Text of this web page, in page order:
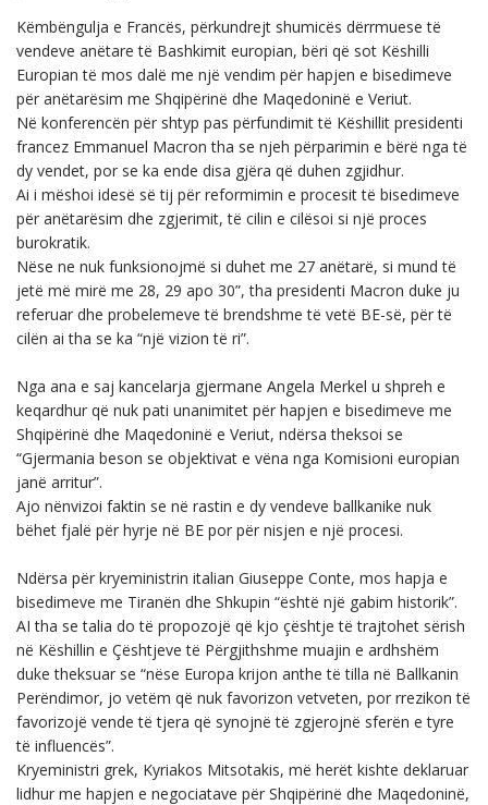
Këmbëngulja e Francës, përkundrejt shumicës dërrmuese të
vendeve anëtare të Bashkimit europian, bëri që sot Këshilli
Europian të mos dalë me një vendim për hapjen e bisedimeve
për anëtarësim me Shqipërinë dhe Maqedoninë e Veriut.
Në konferencën për shtyp pas përfundimit të Këshillit presidenti
francez Emmanuel Macron tha se njeh përparimin e bërë nga të
dy vendet, por se ka ende disa gjëra që duhen zgjidhur.
Ai i mëshoi idesë së tij për reformimin e procesit të bisedimeve
për anëtarësim dhe zgjerimit, të cilin e cilësoi si një proces
burokratik.
Nëse ne nuk funksionojmë si duhet me 27 anëtarë, si mund të
jetë më mirë me 28, 29 apo 30”, tha presidenti Macron duke ju
referuar dhe probelemeve të brendshme të vetë BE-së, për të
cilën ai tha se ka “një vizion të ri”.
Nga ana e saj kancelarja gjermane Angela Merkel u shpreh e
keqardhur që nuk pati unanimitet për hapjen e bisedimeve me
Shqipërinë dhe Maqedoninë e Veriut, ndërsa theksoi se
“Gjermania beson se objektivat e vëna nga Komisioni europian
janë arritur”.
Ajo nënvizoi faktin se në rastin e dy vendeve ballkanike nuk
bëhet fjalë për hyrje në BE por për nisjen e një procesi.
Ndërsa për kryeministrin italian Giuseppe Conte, mos hapja e
bisedimeve me Tiranën dhe Shkupin “është një gabim historik”.
AI tha se talia do të propozojë që kjo çështje të trajtohet sërish
në Këshillin e Çështjeve të Përgjithshme muajin e ardhshëm
duke theksuar se “nëse Europa krijon anthe të tilla në Ballkanin
Perëndimor, jo vetëm që nuk favorizon vetveten, por rrezikon të
favorizojë vende të tjera që synojnë të zgjerojnë sferën e tyre
të influencës”.
Kryeministri grek, Kyriakos Mitsotakis, më herët kishte deklaruar
lidhur me hapjen e negociatave për Shqipërinë dhe Maqedoninë,